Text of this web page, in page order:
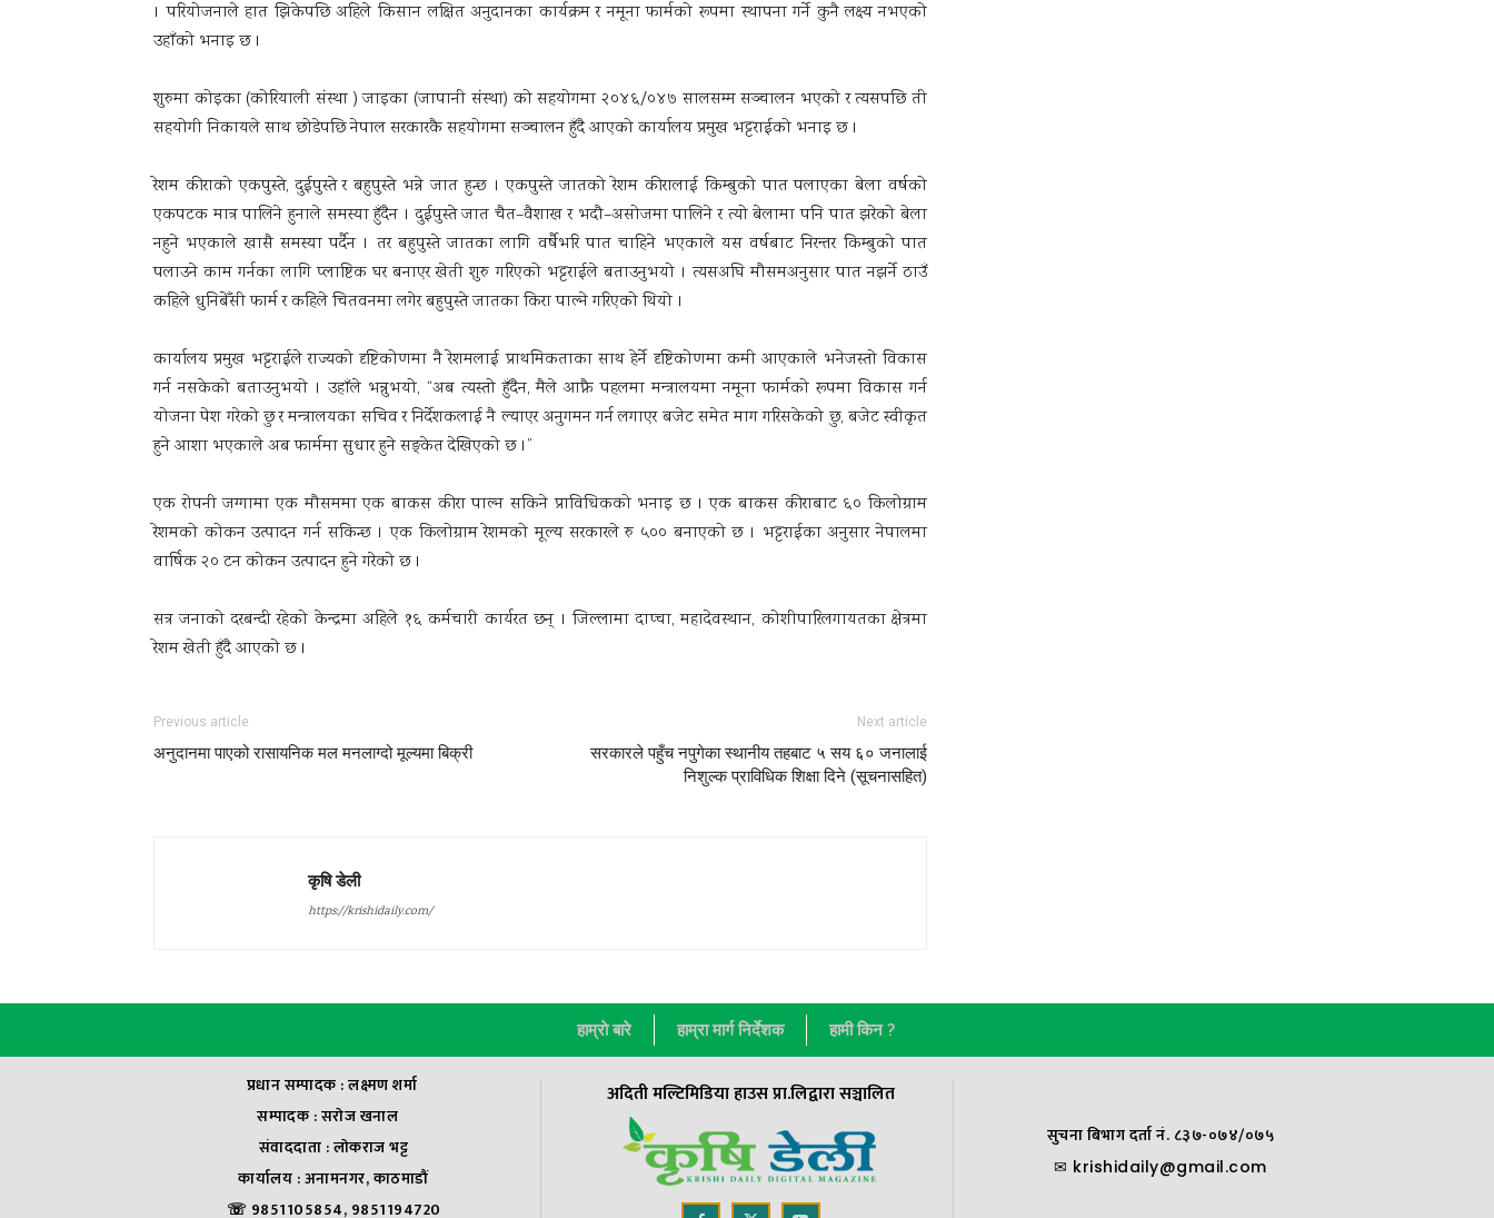
। परियोजनाले हात झिकेपछि अहिले किसान लक्षित अनुदानका कार्यक्रम र नमूना फार्मको रूपमा स्थापना गर्ने कुनै लक्ष्य नभएको
उहाँको भनाइ छ ।
शुरुमा कोइका (कोरियाली संस्था ) जाइका (जापानी संस्था) को सहयोगमा २०४६/०४७ सालसम्म सञ्चालन भएको र त्यसपछि ती
सहयोगी निकायले साथ छोडेपछि नेपाल सरकारकै सहयोगमा सञ्चालन हुँदै आएको कार्यालय प्रमुख भट्टराईको भनाइ छ ।
रेशम कीराको एकपुस्ते, दुईपुस्ते र बहुपुस्ते भन्ने जात हुन्छ । एकपुस्ते जातको रेशम कीरालाई किम्बुको पात पलाएका बेला वर्षको
एकपटक मात्र पालिने हुनाले समस्या हुँदैन । दुईपुस्ते जात चैत–वैशाख र भदौ–असोजमा पालिने र त्यो बेलामा पनि पात झरेको बेला
नहुने भएकाले खासै समस्या पर्दैन । तर बहुपुस्ते जातका लागि वर्षैभरि पात चाहिने भएकाले यस वर्षबाट निरन्तर किम्बुको पात
पलाउने काम गर्नका लागि प्लाष्टिक घर बनाएर खेती शुरु गरिएको भट्टराईले बताउनुभयो । त्यसअघि मौसमअनुसार पात नझर्ने ठाउँ
कहिले धुनिबेँसी फार्म र कहिले चितवनमा लगेर बहुपुस्ते जातका किरा पाल्ने गरिएको थियो ।
कार्यालय प्रमुख भट्टराईले राज्यको दृष्टिकोणमा नै रेशमलाई प्राथमिकताका साथ हेर्ने दृष्टिकोणमा कमी आएकाले भनेजस्तो विकास
गर्न नसकेको बताउनुभयो । उहाँले भन्नुभयो, “अब त्यस्तो हुँदैन, मैले आफ्नै पहलमा मन्त्रालयमा नमूना फार्मको रूपमा विकास गर्न
योजना पेश गरेको छु र मन्त्रालयका सचिव र निर्देशकलाई नै ल्याएर अनुगमन गर्न लगाएर बजेट समेत माग गरिसकेको छु, बजेट स्वीकृत
हुने आशा भएकाले अब फार्ममा सुधार हुने सङ्केत देखिएको छ ।”
एक रोपनी जग्गामा एक मौसममा एक बाकस कीरा पाल्न सकिने प्राविधिकको भनाइ छ । एक बाकस कीराबाट ६० किलोग्राम
रेशमको कोकन उत्पादन गर्न सकिन्छ । एक किलोग्राम रेशमको मूल्य सरकारले रु ५०० बनाएको छ । भट्टराईका अनुसार नेपालमा
वार्षिक २० टन कोकन उत्पादन हुने गरेको छ ।
सत्र जनाको दरबन्दी रहेको केन्द्रमा अहिले १६ कर्मचारी कार्यरत छन् । जिल्लामा दाप्चा, महादेवस्थान, कोशीपारिलगायतका क्षेत्रमा
रेशम खेती हुँदै आएको छ ।
Previous article
अनुदानमा पाएको रासायनिक मल मनलाग्दो मूल्यमा बिक्री
Next article
सरकारले पहुँच नपुगेका स्थानीय तहबाट ५ सय ६० जनालाई
निशुल्क प्राविधिक शिक्षा दिने (सूचनासहित)
कृषि डेली
https://krishidaily.com/
हाम्राे बारे हाम्रा मार्ग निर्देशक हामी किन ?
प्रधान सम्पादक : लक्ष्मण शर्मा
सम्पादक : सराेज खनाल
संवाददाता : लाेकराज भट्ट
कार्यालय : अनामनगर, काठमाडौं
☏ 9851105854, 9851194720
अदिती मल्टिमिडिया हाउस प्रा.लिद्वारा सञ्चालित
सुचना बिभाग दर्ता नं. ८३७-०७४/०७५
✉ krishidaily@gmail.com